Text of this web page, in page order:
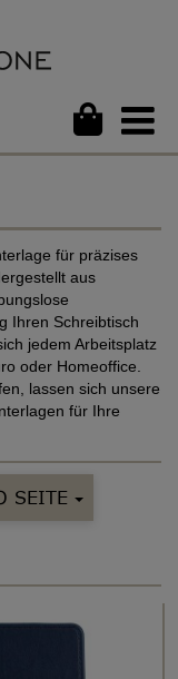
für präzises
aus
Ihren Schreibtisch
jedem Arbeitsplatz
oder Homeoffice.
lassen sich unsere
für Ihre
SEITE